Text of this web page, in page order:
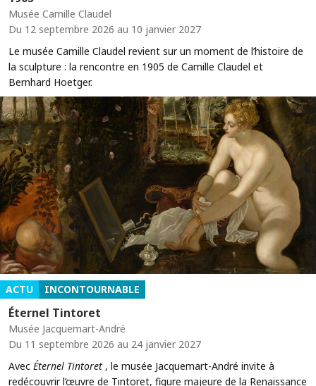
Musée Camille Claudel
Du 12 septembre 2026 au 10 janvier 2027
Le musée Camille Claudel revient sur un moment de l’histoire de
la sculpture : la rencontre en 1905 de Camille Claudel et
Bernhard Hoetger.
ACTU INCONTOURNABLE
Éternel Tintoret
Musée Jacquemart-André
Du 11 septembre 2026 au 24 janvier 2027
Avec Éternel Tintoret , le musée Jacquemart-André invite à
redécouvrir l’œuvre de Tintoret, figure majeure de la Renaissance